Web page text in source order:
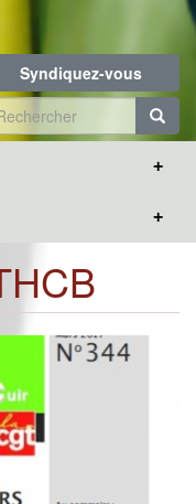
Syndiquez-vous